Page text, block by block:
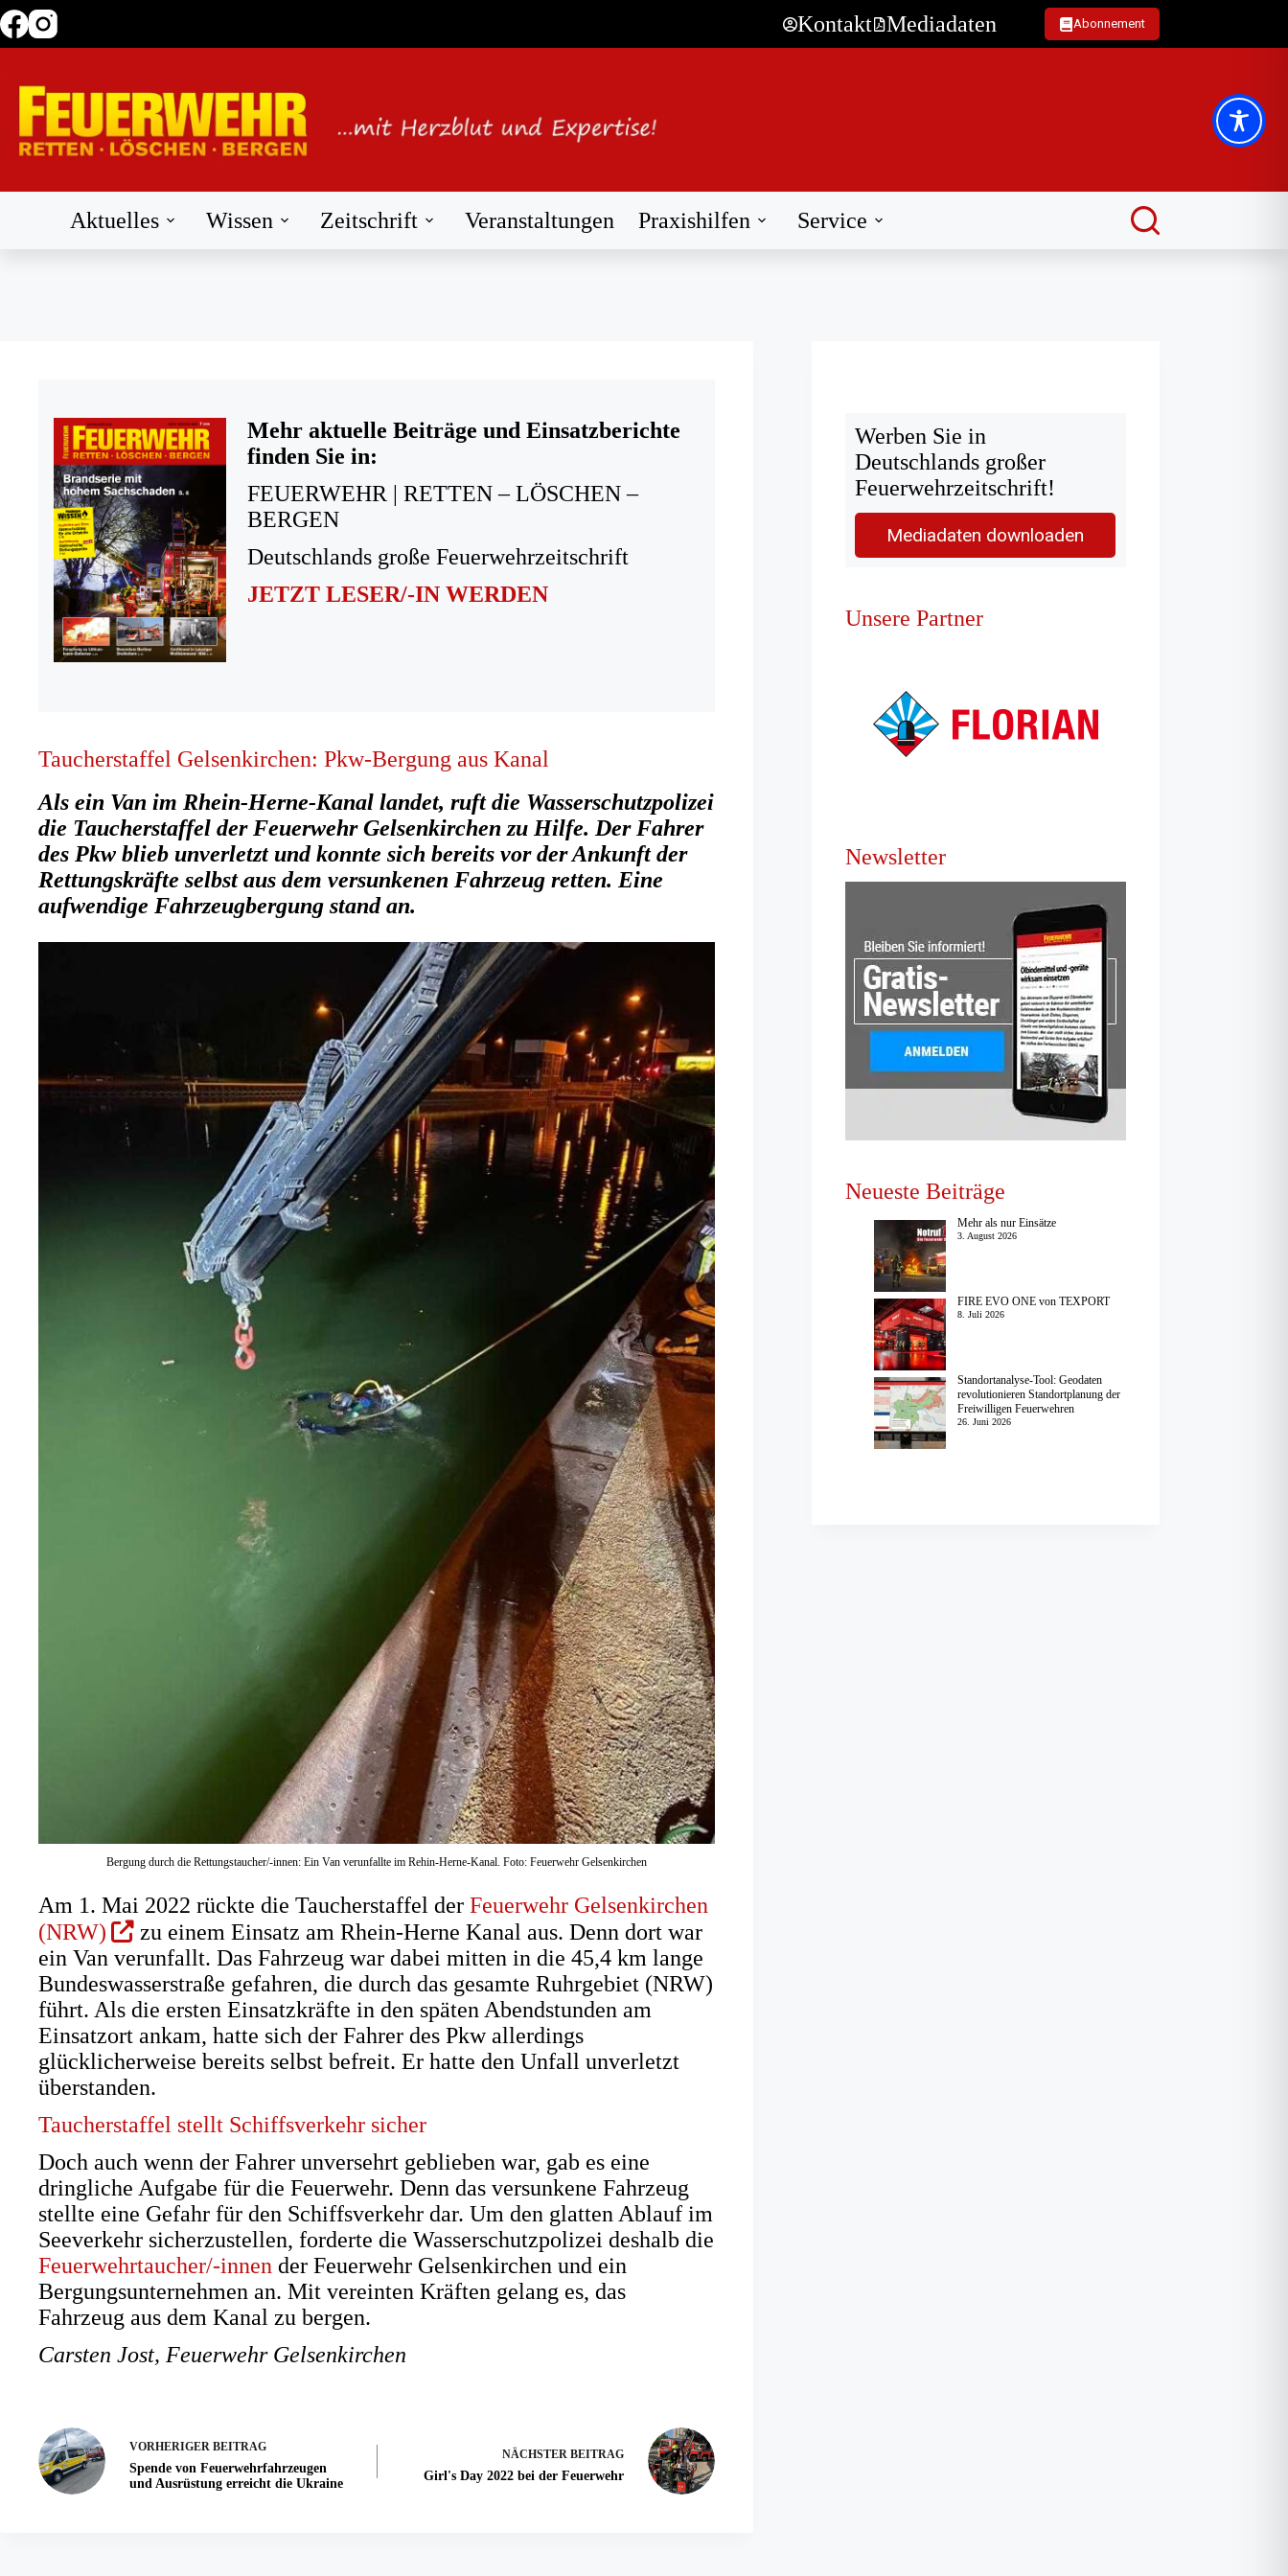
Zum
Inhalt
Kontakt Mediadaten Abonnement
Aktuelles Wissen Zeitschrift Veranstaltungen Praxishilfen Service
Mehr aktuelle Beiträge und Einsatzberichte
finden Sie in:
FEUERWEHR | RETTEN – LÖSCHEN –
BERGEN
Deutschlands große Feuerwehrzeitschrift
JETZT LESER/-IN WERDEN
Taucherstaffel Gelsenkirchen: Pkw-Bergung aus Kanal
Als ein Van im Rhein-Herne-Kanal landet, ruft die Wasserschutzpolizei
die Taucherstaffel der Feuerwehr Gelsenkirchen zu Hilfe. Der Fahrer
des Pkw blieb unverletzt und konnte sich bereits vor der Ankunft der
Rettungskräfte selbst aus dem versunkenen Fahrzeug retten. Eine
aufwendige Fahrzeugbergung stand an.
Bergung durch die Rettungstaucher/-innen: Ein Van verunfallte im Rehin-Herne-Kanal. Foto: Feuerwehr Gelsenkirchen
Am 1. Mai 2022 rückte die Taucherstaffel der Feuerwehr Gelsenkirchen
(NRW) (Öffnet
in
einem
neuen
Tab)
zu einem Einsatz am Rhein-Herne Kanal aus. Denn dort war
ein Van verunfallt. Das Fahrzeug war dabei mitten in die 45,4 km lange
Bundeswasserstraße gefahren, die durch das gesamte Ruhrgebiet (NRW)
führt. Als die ersten Einsatzkräfte in den späten Abendstunden am
Einsatzort ankam, hatte sich der Fahrer des Pkw allerdings
glücklicherweise bereits selbst befreit. Er hatte den Unfall unverletzt
überstanden.
Taucherstaffel stellt Schiffsverkehr sicher
Doch auch wenn der Fahrer unversehrt geblieben war, gab es eine
dringliche Aufgabe für die Feuerwehr. Denn das versunkene Fahrzeug
stellte eine Gefahr für den Schiffsverkehr dar. Um den glatten Ablauf im
Seeverkehr sicherzustellen, forderte die Wasserschutzpolizei deshalb die
Feuerwehrtaucher/-innen der Feuerwehr Gelsenkirchen und ein
Bergungsunternehmen an. Mit vereinten Kräften gelang es, das
Fahrzeug aus dem Kanal zu bergen.
Carsten Jost, Feuerwehr Gelsenkirchen
VORHERIGER BEITRAG
Spende von Feuerwehrfahrzeugen
und Ausrüstung erreicht die Ukraine
NÄCHSTERBEITRAG
Girl's Day 2022 bei der Feuerwehr
Werben Sie in
Deutschlands großer
Feuerwehrzeitschrift!
Mediadaten downloaden
Unsere Partner
Newsletter
Neueste Beiträge
Mehr als nur Einsätze
3. August 2026
FIRE EVO ONE von TEXPORT
8. Juli 2026
Standortanalyse-Tool: Geodaten
revolutionieren Standortplanung der
Freiwilligen Feuerwehren
26. Juni 2026